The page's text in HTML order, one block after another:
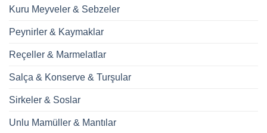
Kuru Meyveler & Sebzeler
Peynirler & Kaymaklar
Reçeller & Marmelatlar
Salça & Konserve & Turşular
Sirkeler & Soslar
Unlu Mamüller & Mantılar